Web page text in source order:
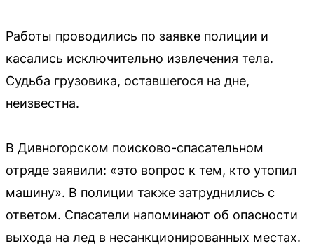
Работы проводились по заявке полиции и
касались исключительно извлечения тела.
Судьба грузовика, оставшегося на дне,
неизвестна.
В Дивногорском поисково-спасательном
отряде заявили: «это вопрос к тем, кто утопил
машину». В полиции также затруднились с
ответом. Спасатели напоминают об опасности
выхода на лед в несанкционированных местах.